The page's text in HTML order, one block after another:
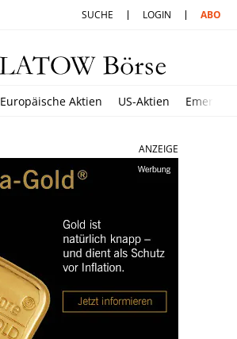
SUCHE LOGIN ABO
Europäische Aktien US-Aktien
ANZEIGE